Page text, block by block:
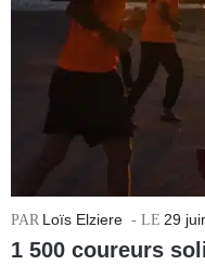
Loïs Elziere 29
1 500 coureurs